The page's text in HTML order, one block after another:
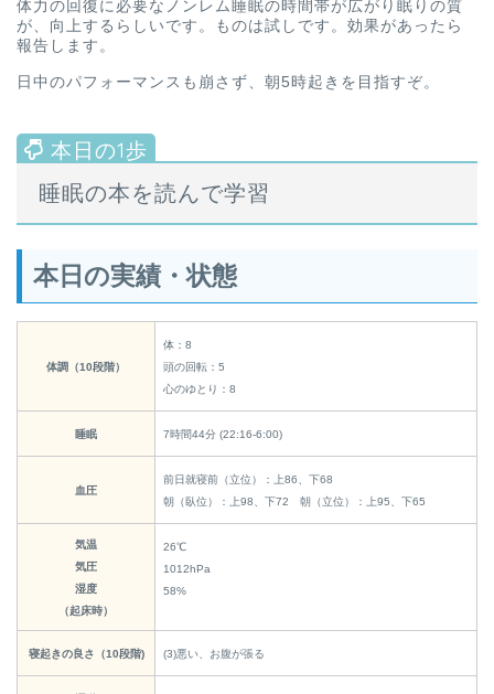
体力の回復に必要なノンレム睡眠の時間帯が広がり眠りの質
が、向上するらしいです。ものは試しです。効果があったら
報告します。
日中のパフォーマンスも崩さず、朝5時起きを目指すぞ。
睡眠の本を読んで学習
本日の実績・状態
体調（10段階）
体：8
頭の回転：5
心のゆとり：8
睡眠 7時間44分 (22:16-6:00)
血圧
前日就寝前（立位）：上86、下68
朝（臥位）：上98、下72 朝（立位）：上95、下65
気温
気圧
湿度
（起床時）
26℃
1012hPa
58%
寝起きの良さ（10段階) (3)悪い、お腹が張る